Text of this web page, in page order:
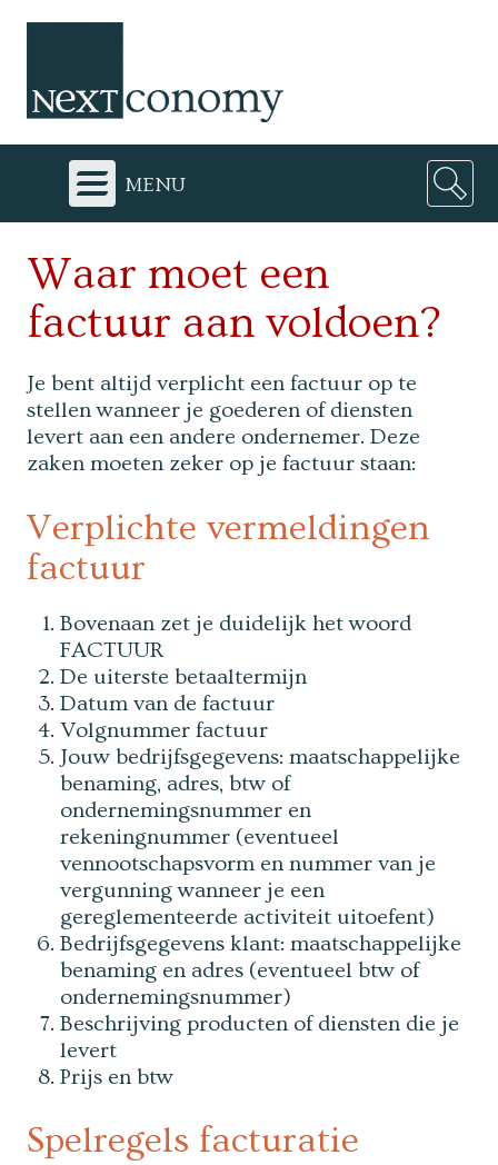
menu
Waar moet een
factuur aan voldoen?
Je bent altijd verplicht een factuur op te
stellen wanneer je goederen of diensten
levert aan een andere ondernemer. Deze
zaken moeten zeker op je factuur staan:
Verplichte vermeldingen
factuur
Bovenaan zet je duidelijk het woord
FACTUUR
De uiterste betaaltermijn
Datum van de factuur
Volgnummer factuur
Jouw bedrijfsgegevens: maatschappelijke
benaming, adres, btw of
ondernemingsnummer en
rekeningnummer (eventueel
vennootschapsvorm en nummer van je
vergunning wanneer je een
gereglementeerde activiteit uitoefent)
Bedrijfsgegevens klant: maatschappelijke
benaming en adres (eventueel btw of
ondernemingsnummer)
Beschrijving producten of diensten die je
levert
Prijs en btw
Spelregels facturatie